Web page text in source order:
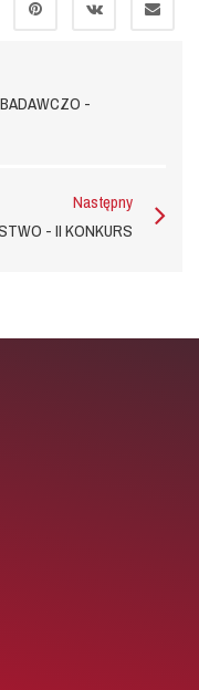
-
Następny
- II KONKURS